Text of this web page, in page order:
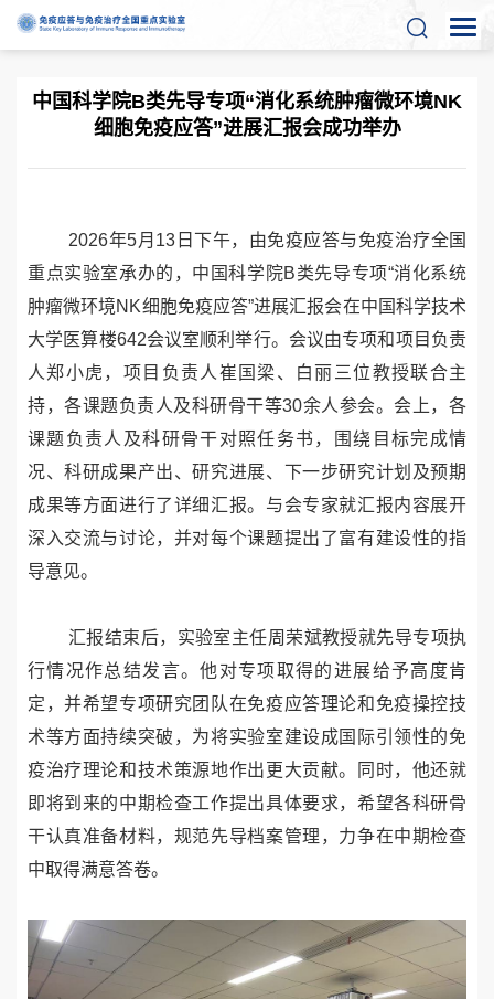
中国科学院B类先导专项“消化系统肿瘤微环境NK
细胞免疫应答”进展汇报会成功举办
2026年5月 13 日下午，由免疫应答与免疫治疗全国
重点实验室承办的，中国科学院B类先导专项“消化系统
肿瘤微环境NK细胞免疫应答”进展汇报会在中国科学技术
大学医算楼642会议室顺利举行。会议由专项和项目负责
人郑小虎，项目负责人崔国梁、白丽三位教授联合主
持，各课题负责人及科研骨干等30余人参会。会上，各
课题负责人及科研骨干对照任务书，围绕目标完成情
况、科研成果产出、研究进展、下一步研究计划及预期
成果等方面进行了详细汇报。与会专家就汇报内容展开
深入交流与讨论，并对每个课题提出了富有建设性的指
导意见。
汇报结束后，实验室主任周荣斌教授就先导专项执
行情况作总结发言。他对专项取得的进展给予高度肯
定，并希望专项研究团队在免疫应答理论和免疫操控技
术等方面持续突破，为将实验室建设成国际引领性的免
疫治疗理论和技术策源地作出更大贡献。同时，他还就
即将到来的中期检查工作提出具体要求，希望各科研骨
干认真准备材料，规范先导档案管理，力争在中期检查
中取得满意答卷。